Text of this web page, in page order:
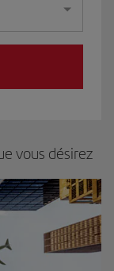
vous désirez